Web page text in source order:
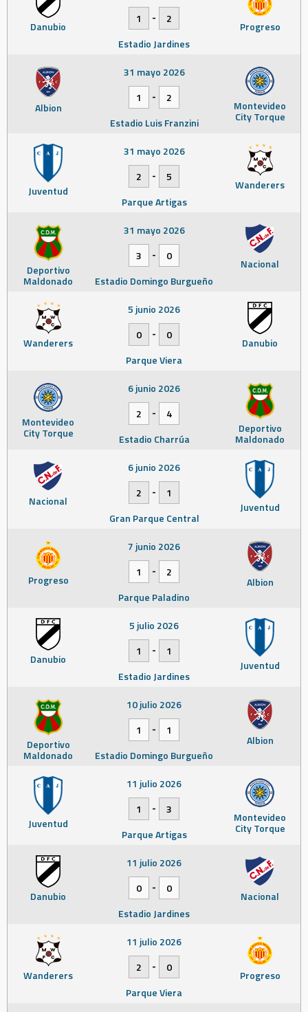
Danubio Progreso
1
-
2
Estadio Jardines
Albion Montevideo
City Torque
31 mayo 2026
1
-
2
Estadio Luis Franzini
Juventud Wanderers
31 mayo 2026
2
-
5
Parque Artigas
Deportivo
Maldonado
Nacional
31 mayo 2026
3
-
0
Estadio Domingo Burgueño
Wanderers Danubio
5 junio 2026
0
-
0
Parque Viera
Montevideo
City Torque Deportivo
Maldonado
6 junio 2026
2
-
4
Estadio Charrúa
Nacional Juventud
6 junio 2026
2
-
1
Gran Parque Central
Progreso Albion
7 junio 2026
1
-
2
Parque Paladino
Danubio Juventud
5 julio 2026
1
-
1
Estadio Jardines
Deportivo
Maldonado
Albion
10 julio 2026
1
-
1
Estadio Domingo Burgueño
Juventud Montevideo
City Torque
11 julio 2026
1
-
3
Parque Artigas
Danubio Nacional
11 julio 2026
0
-
0
Estadio Jardines
Wanderers Progreso
11 julio 2026
2
-
0
Parque Viera